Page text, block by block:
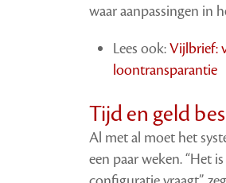
waar aanpassingen in
Lees ook:Vijlbrief:
loontransparantie
Tijd en geld
Al met al moet het
een paar weken. “Het